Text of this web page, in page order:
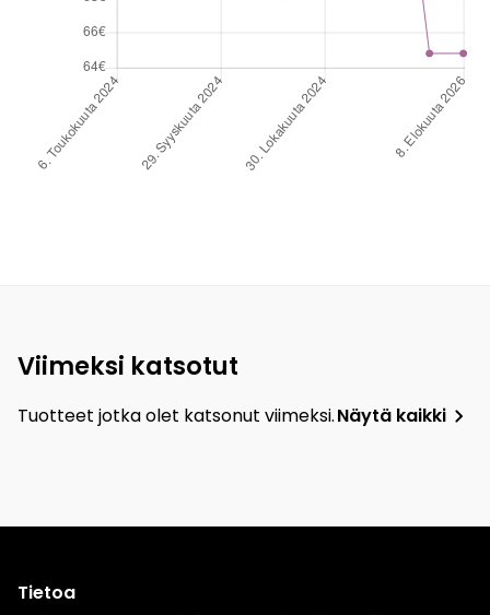
Viimeksi katsotut
Tuotteet jotka olet katsonut viimeksi.Näytä kaikki
Tietoa